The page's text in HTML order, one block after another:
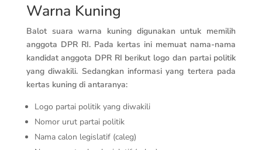
Warna Kuning
Balot suara warna kuning digunakan untuk memilih
anggota DPR RI. Pada kertas ini memuat nama-nama
kandidat anggota DPR RI berikut logo dan partai politik
yang diwakili. Sedangkan informasi yang tertera pada
kertas kuning di antaranya:
Logo partai politik yang diwakili
Nomor urut partai politik
Nama calon legislatif (caleg)